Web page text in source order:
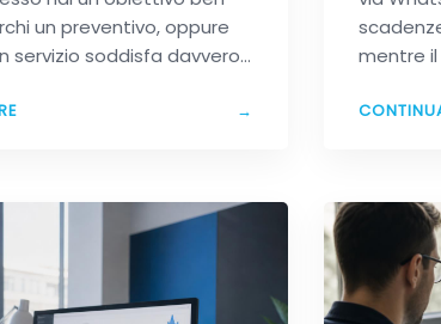
un preventivo, oppure
servizio soddisfa davvero
→
mentre